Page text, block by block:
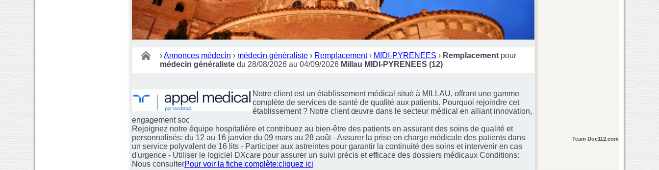
›Annonces médecin › médecin généraliste › Remplacement › MIDI-PYRENEES › Remplacement pour
médecin généraliste du 28/08/2026 au 04/09/2026 Millau MIDI-PYRENEES (12)
Notre client est un établissement médical situé à MILLAU, offrant une gamme
complète de services de santé de qualité aux patients. Pourquoi rejoindre cet
établissement ? Notre client œuvre dans le secteur médical en alliant innovation,
engagement soc
Rejoignez notre équipe hospitalière et contribuez au bien-être des patients en assurant des soins de qualité et
personnalisés: du 12 au 16 janvier du 09 mars au 28 août - Assurer la prise en charge médicale des patients dans
un service polyvalent de 16 lits - Participer aux astreintes pour garantir la continuité des soins et intervenir en cas
d'urgence - Utiliser le logiciel DXcare pour assurer un suivi précis et efficace des dossiers médicaux Conditions:
Nous consulterPour voir la fiche complète:cliquez ici
Team Doc112.com